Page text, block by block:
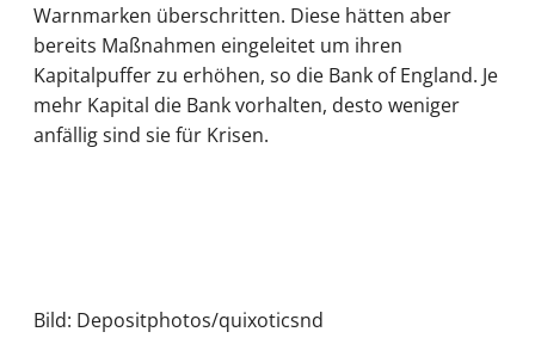
Warnmarken überschritten. Diese hätten aber
bereits Maßnahmen eingeleitet um ihren
Kapitalpuffer zu erhöhen, so die Bank of England. Je
mehr Kapital die Bank vorhalten, desto weniger
anfällig sind sie für Krisen.
Bild: Depositphotos/quixoticsnd